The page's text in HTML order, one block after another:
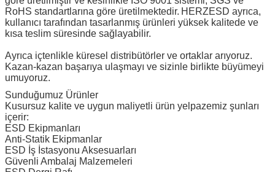
RoHS standartlarına göre üretilmektedir. HERZESD ayrıca,
kullanıcı tarafından tasarlanmış ürünleri yüksek kalitede ve
kısa teslim süresinde sağlayabilir.
Ayrıca içtenlikle küresel distribütörler ve ortaklar arıyoruz.
Kazan-kazan başarıya ulaşmayı ve sizinle birlikte büyümeyi
umuyoruz.
Sunduğumuz Ürünler
Kusursuz kalite ve uygun maliyetli ürün yelpazemiz şunları
içerir:
ESD Ekipmanları
Anti-Statik Ekipmanlar
ESD İş İstasyonu Aksesuarları
Güvenli Ambalaj Malzemeleri